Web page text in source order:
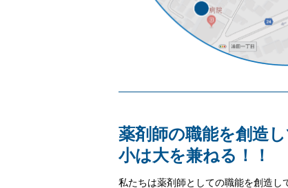
薬剤師の職能を創造
小は大を兼ねる！！
私たちは薬剤師としての職能を創造し